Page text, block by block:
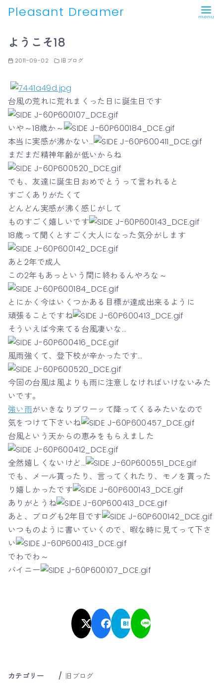
Pleasant Dreamer
ようこそ18
2011-09-02 旧ブログ
台風の荒れに荒れまくった日に誕生日です
いや～18歳か～
本当に実感が沸かない…
まだまだ精神年齢が低いからね
でも、友達に誕生日おめでとうって言われると
すごくありがたくて
どんどん実感が沸く感じがして
ものすごく嬉しいです
18歳って聞くとすごく大人になった気分がします
あと2年で成人
この2年もあっという間に終わるんやろな～
とにかく今はいくつかある目標が達成出来るように
頑張ることですね
そういえば今来てる台風凄いな…
風雨強くて、登下校が辛かったです…
今回の台風は風よりも雨に注意しなければいけないみた
いです。
強い雨がいきなりブワーッて降ってくるみたいなので
気をつけて下さいね
台風という天からの恵みをもらえました
全然嬉しくないけど…
でも、メール貰ったり、言ってくれたり、モノを貰った
り嬉しかったです
ありがとうね
あと、ブログも2年目です
いつものように書いていくので、暇な時に見てって下さ
い
でわでわ～
バイニー
カテゴリー 旧ブログ